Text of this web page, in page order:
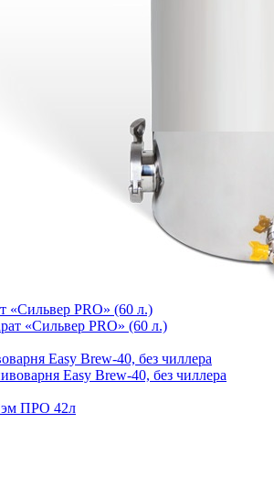
«Сильвер PRO» (60 л.)
Easy Brew-40, без чиллера
ПРО 42л